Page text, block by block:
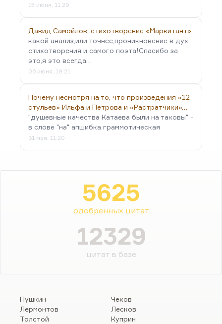
15 июня, 11:29
Давид Самойлов, стихотворение «Маркитант»
какой анализ,или точнее,проникновение в дух
стихотворения и самого поэта!Спасибо за
это,я это всегда…
06 июня, 19:21
Почему несмотря на то, что произведения «12
стульев» Ильфа и Петрова и «Растратчики»…
"душевные качества Катаева были на таковы" -
в слове "на" апшибка граммотическая
31 мая, 11:20
5625
одобренных цитат
12329
цитат в базе
Пушкин
Лермонтов
Толстой
Чехов
Лесков
Куприн